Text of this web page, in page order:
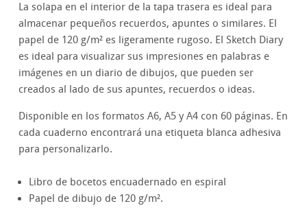
La solapa en el interior de la tapa trasera es ideal para
almacenar pequeños recuerdos, apuntes o similares. El
papel de 120 g/m² es ligeramente rugoso. El Sketch Diary
es ideal para visualizar sus impresiones en palabras e
imágenes en un diario de dibujos, que pueden ser
creados al lado de sus apuntes, recuerdos o ideas.
Disponible en los formatos A6, A5 y A4 con 60 páginas. En
cada cuaderno encontrará una etiqueta blanca adhesiva
para personalizarlo.
Libro de bocetos encuadernado en espiral
Papel de dibujo de 120 g/m².